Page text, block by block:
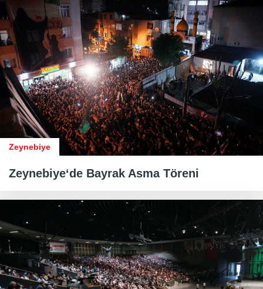
Zeynebiye
Zeynebiye‘de Bayrak Asma Töreni